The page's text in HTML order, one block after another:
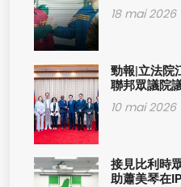
18 mai 2026
勁報|立法院
聯邦眾議院
10 mai 2026
接見比利時
助蕭美琴在